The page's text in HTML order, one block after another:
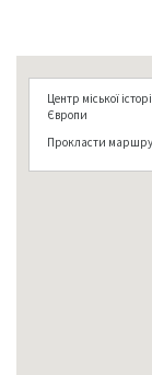
Центр міської
Європи
Прокласти